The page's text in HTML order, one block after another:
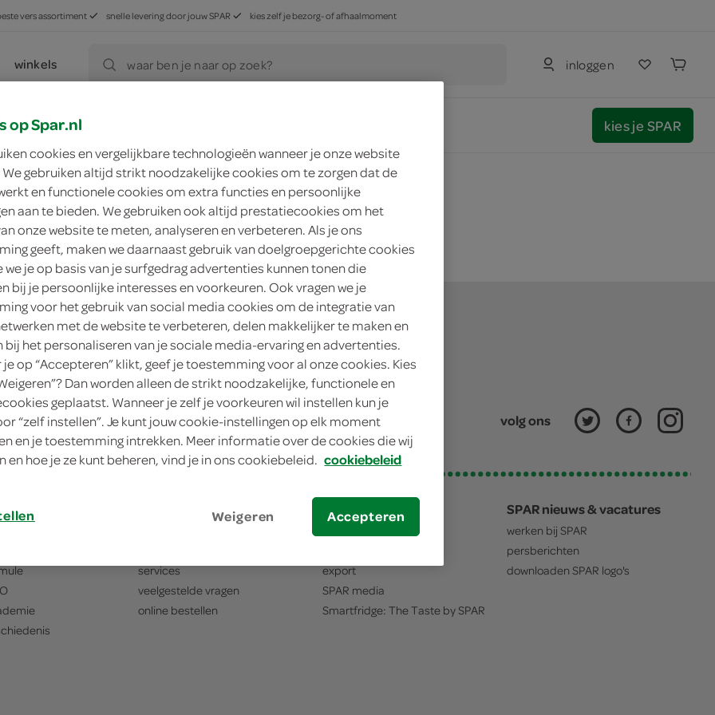
vers assortiment snelle levering door jouw SPAR kies zelf je bezorg- of afhaalmoment
winkels waar ben je naar op zoek? inloggen
in jouw buurt kies je SPAR
volg ons
SPAR klantenservice
services
veelgestelde vragen
online bestellen
SPAR zakelijk
winkel
export
SPAR media
Smartfridge: The Taste bySPAR
SPAR nieuws & vacatures
werken bij SPAR
persberichten
downloaden SPAR logo's
op Spar.nl
cookies en vergelijkbare technologieën wanneer je onze website
gebruiken altijd strikt noodzakelijke cookies om te zorgen dat de
en functionele cookies om extra functies en persoonlijke
aan te bieden. We gebruiken ook altijd prestatiecookies om het
onze website te meten, analyseren en verbeteren. Als je ons
geeft, maken we daarnaast gebruik van doelgroepgerichte cookies
we je op basis van je surfgedrag advertenties kunnen tonen die
bij je persoonlijke interesses en voorkeuren. Ook vragen we je
voor het gebruik van social media cookies om de integratie van
met de website te verbeteren, delen makkelijker te maken en
bij het personaliseren van je sociale media-ervaring en advertenties.
je op “Accepteren” klikt, geef je toestemming voor al onze cookies. Kies
Dan worden alleen de strikt noodzakelijke, functionele en
geplaatst. Wanneer je zelf je voorkeuren wil instellen kun je
“zelf instellen”. Je kunt jouw cookie-instellingen op elk moment
en je toestemming intrekken. Meer informatie over de cookies die wij
en hoe je ze kunt beheren, vind je in ons cookiebeleid. cookiebeleid
Weigeren Accepteren